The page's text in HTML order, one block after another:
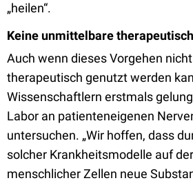
„heilen“.
Keine unmittelbare
Auch wenn dieses Vorgehen
therapeutisch genutzt werden
Wissenschaftlern erstmals
Labor an patienteneigenen
untersuchen. „Wir hoffen, dass
solcher Krankheitsmodelle auf
menschlicher Zellen neue